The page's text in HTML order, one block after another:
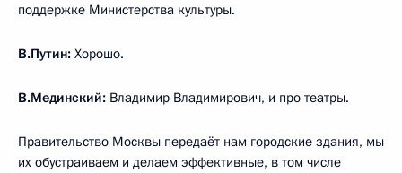
поддержке Министерства культуры.
В.Путин: Хорошо.
В.Мединский: Владимир Владимирович, и про театры.
Правительство Москвы передаёт нам городские здания, мы
их обустраиваем и делаем эффективные, в том числе